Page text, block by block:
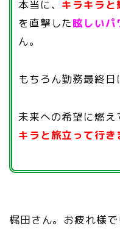
本当に、 キラキラと
を直撃した眩しいパ
ん。
もちろん勤務最終日
未来への希望に燃え
キラと旅立って行き
梶田さん。お疲れ様で